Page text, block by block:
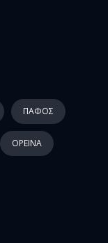
ΠΑΦΟΣ
ΟΡΕΙΝΑ